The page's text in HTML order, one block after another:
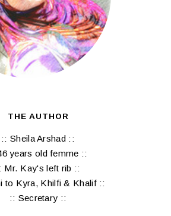
THE AUTHOR
:: Sheila Arshad ::
years old femme ::
Mr. Kay's left rib ::
to Kyra, Khilfi & Khalif ::
:: Secretary ::